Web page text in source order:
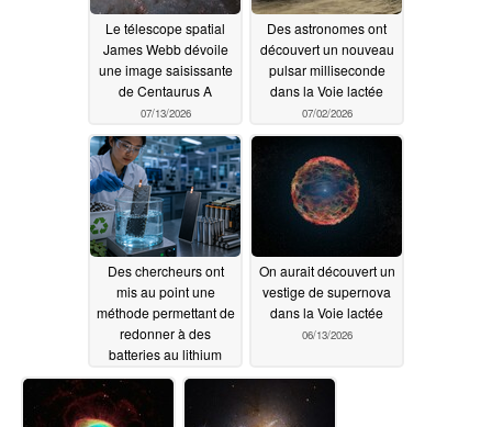
Le télescope spatial
James Webb dévoile
une image saisissante
de Centaurus A
07/13/2026
Des astronomes ont
découvert un nouveau
pulsar milliseconde
dans la Voie lactée
07/02/2026
Des chercheurs ont
mis au point une
méthode permettant de
redonner à des
batteries au lithium
hors d'usage une
capacité proche de
100 %
On aurait découvert un
vestige de supernova
dans la Voie lactée
06/13/2026